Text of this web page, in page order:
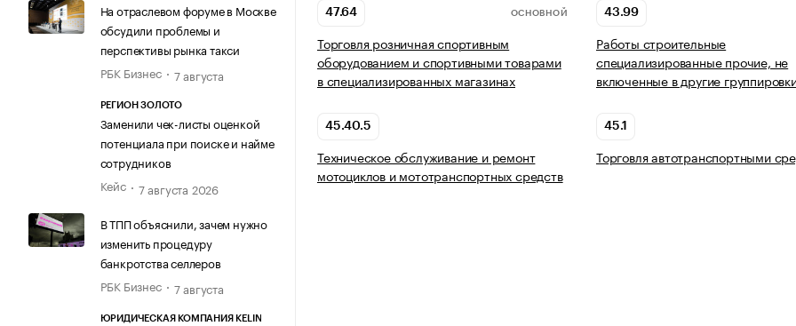
На отраслевом форуме в Москве
обсудили проблемы и
перспективы рынка такси
РБК Бизнес
7 августа
РЕГИОН ЗОЛОТО
Заменили чек-листы оценкой
потенциала при поиске и найме
сотрудников
Кейс
7 августа 2026
В ТПП объяснили, зачем нужно
изменить процедуру
банкротства селлеров
РБК Бизнес
7 августа
ЮРИДИЧЕСКАЯ КОМПАНИЯ KELIN
47.64 ОСНОВНОЙ
Торговля розничная спортивным
оборудованием и спортивными товарами
в специализированных магазинах
43.99
Работы строительные
специализированные прочие, не
включенные в другие
45.40.5
Техническое обслуживание и ремонт
мотоциклов и мототранспортных средств
45.1
Торговля автотранспортными